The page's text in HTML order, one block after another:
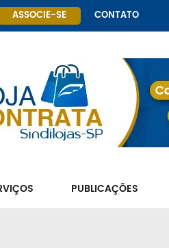
ASSOCIE-SE CONTATO
PUBLICAÇÕES